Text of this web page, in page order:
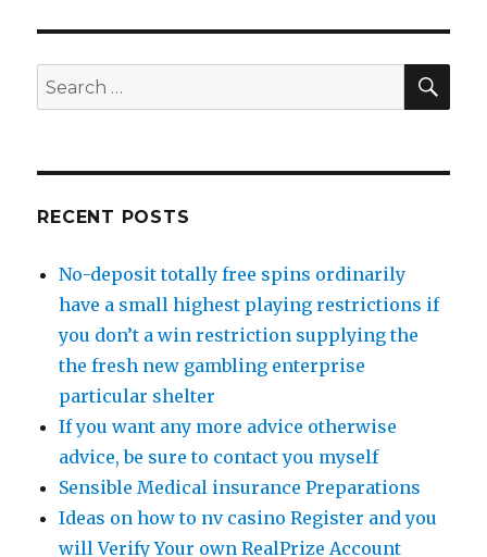
Search
for:
RECENT POSTS
No-deposit totally free spins ordinarily
have a small highest playing restrictions if
you don’t a win restriction supplying the
the fresh new gambling enterprise
particular shelter
If you want any more advice otherwise
advice, be sure to contact you myself
Sensible Medical insurance Preparations
Ideas on how to nv casino Register and you
will Verify Your own RealPrize Account